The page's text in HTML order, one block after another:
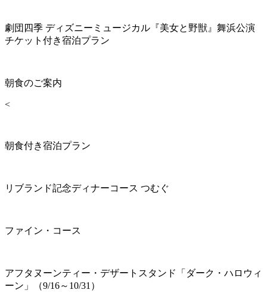
劇団四季 ディズニーミュージカル『美女と野獣』舞浜公演
チケット付き宿泊プラン
朝食のご案内
<
朝食付き宿泊プラン
リブランド記念ディナーコース つむぐ
ファイン・コース
アフタヌーンティー・デザートスタンド「ダーク・ハロウィ
ーン」（9/16～10/31）